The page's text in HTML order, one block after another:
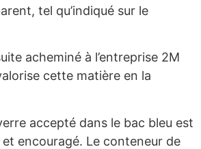
tel qu’indiqué sur le
acheminé à l’entreprise 2M
cette matière en la
accepté dans le bac bleu est
encouragé. Le conteneur de